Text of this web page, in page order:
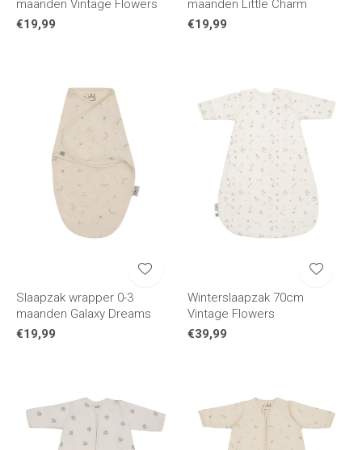
maanden Vintage Flowers
€19,99
maanden Little Charm
€19,99
Slaapzak wrapper 0-3
maanden Galaxy Dreams
€19,99
Winterslaapzak 70cm
Vintage Flowers
€39,99